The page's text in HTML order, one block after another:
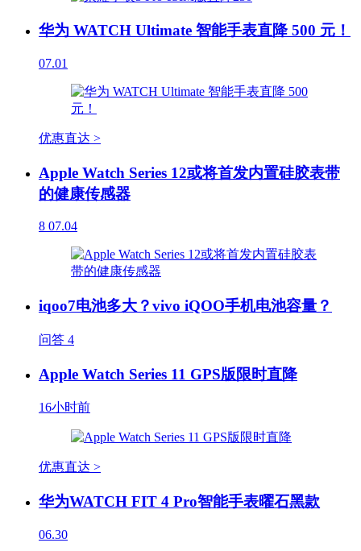
华为 WATCH Ultimate 智能手表直降 500 元！
07.01
优惠直达 >
Apple Watch Series 12或将首发内置硅胶表带
的健康传感器
8 07.04
iqoo7电池多大？vivo iQOO手机电池容量？
问答 4
Apple Watch Series 11 GPS版限时直降
16小时前
优惠直达 >
华为WATCH FIT 4 Pro智能手表曜石黑款
06.30